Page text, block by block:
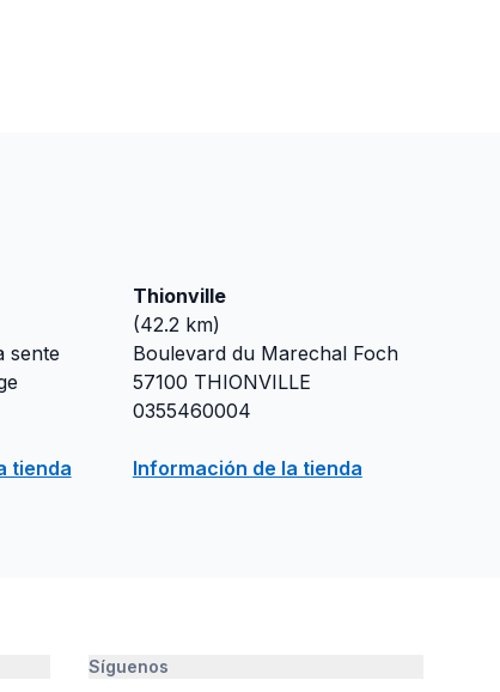
sente
tienda
Thionville
(42.2km)
Boulevard du Marechal Foch
57100 THIONVILLE
0355460004
Información de la tienda
Síguenos